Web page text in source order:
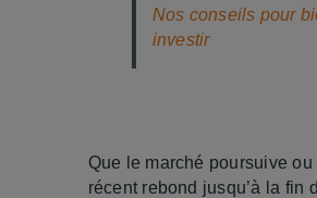
Nos conseils pour
investir
Que le marché poursuive ou
récent rebond jusqu’à la fin